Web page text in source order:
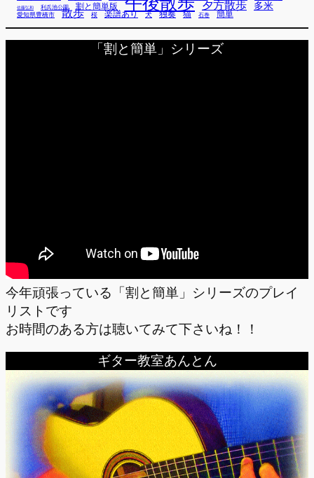
佐藤弘和 利兵池公園 割と簡単版 夕方散歩 多米
愛知県豊橋市 散歩 桜 楽譜あり 犬 独奏 猫 石巻 簡単
「割と簡単」シリーズ
今年頑張っている「割と簡単」シリーズのプレイ
リストです
お時間のある方は聴いてみて下さいね！！
ギター教室あんとん